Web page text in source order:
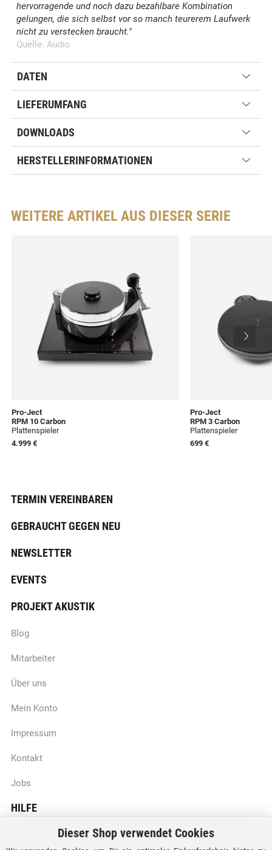
hervorragende und noch dazu bezahlbare Kombination
gelungen, die sich selbst vor so manch teurerem Laufwerk
nicht zu verstecken braucht."
Quelle: Audio
DATEN
LIEFERUMFANG
DOWNLOADS
HERSTELLERINFORMATIONEN
WEITERE ARTIKEL AUS DIESER SERIE
Pro-Ject
RPM 10 Carbon
Plattenspieler
4.999 €
Pro-Ject
RPM 3 Carbon
Plattenspieler
699 €
TERMIN VEREINBAREN
GEBRAUCHT GEGEN NEU
NEWSLETTER
EVENTS
PROJEKT AKUSTIK
Blog
Mitarbeiter
Über uns
Mein Konto
Impressum
Kontakt
Jobs
HILFE
Batteriegesetzhinweise
Dieser Shop verwendet Cookies